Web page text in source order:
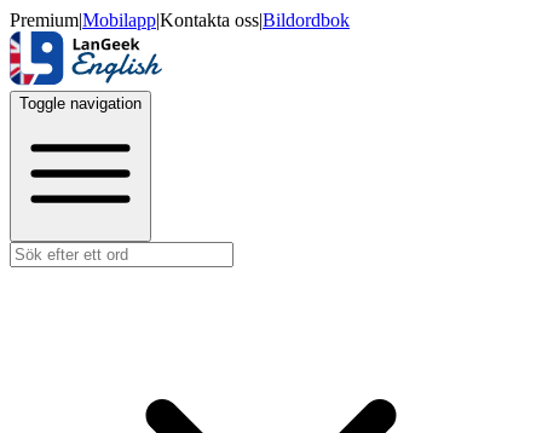
Premium|Mobilapp|Kontakta oss|Bildordbok
Toggle navigation